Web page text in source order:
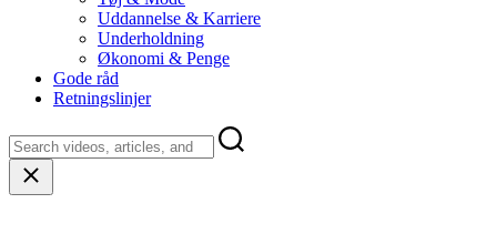
Uddannelse & Karriere
Underholdning
Økonomi & Penge
Gode råd
Retningslinjer
Close
search